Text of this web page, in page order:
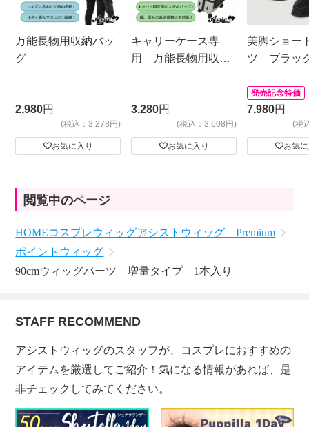
万能長物用収納バッ
グ
2,980円
(税込：3,278円)
お気に入り
キャリーケース専
用 万能長物用収納
3,280円
(税込：3,608円)
お気に入り
美脚ショー
ツ ブラッ
発売記念特価
7,980円
(税
お気
閲覧中のページ
HOMEコスプレウィッグアシストウィッグ Premium
ポイントウィッグ
90cmウィッグパーツ 増量タイプ 1本入り
STAFF RECOMMEND
アシストウィッグのスタッフが、コスプレにおすすめの
アイテムを厳選してご紹介！気になる情報があれば、是
非チェックしてみてください。